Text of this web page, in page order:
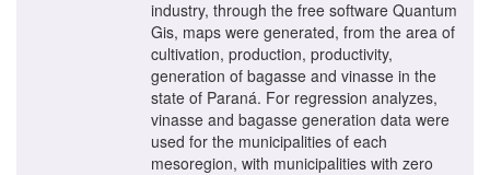
industry, through the free software Quantum
Gis, maps were generated, from the area of
cultivation, production, productivity,
generation of bagasse and vinasse in the
state of Paraná. For regression analyzes,
vinasse and bagasse generation data were
used for the municipalities of each
mesoregion, with municipalities with zero